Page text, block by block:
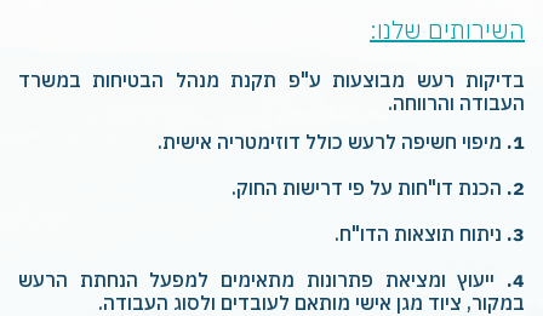
השירותים שלנו:
בדיקות רעש מבוצעות ע"פ תקנת מנהל הבטיחות במשרד
העבודה והרווחה.
1. מיפוי חשיפה לרעש כולל דוזימטריה אישית.
2. הכנת דו"חות על פי דרישות החוק.
3. ניתוח תוצאות הדו"ח.
4.
ייעוץ ומציאת פתרונות מתאימים למפעל הנחתת הרעש
במקור, ציוד מגן אישי מותאם לעובדים ולסוג העבודה.